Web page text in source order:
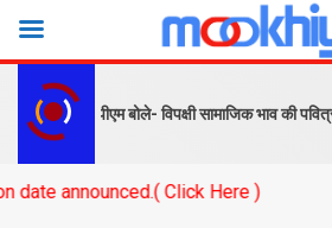
संदेश… पीएम बोले- विपक्षी सामाजिक भाव की पवित्रता
Click Here )